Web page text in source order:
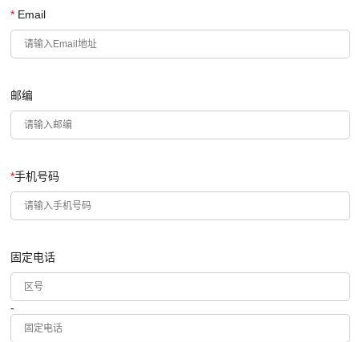
* Email
邮编
*手机号码
固定电话
-